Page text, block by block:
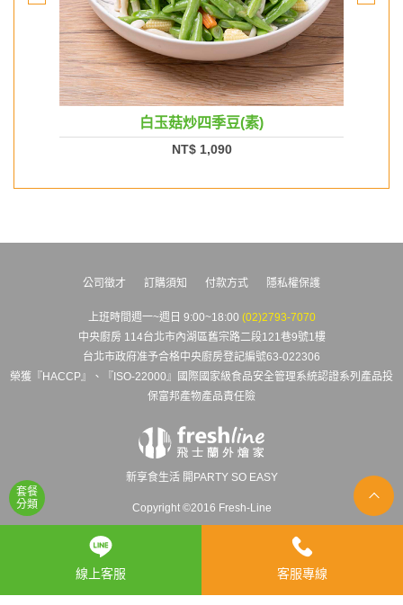
套餐
分類
白玉菇炒四季豆(素)
NT$ 1,090
公司徵才 訂購須知 付款方式 隱私權保護
上班時間週一~週日 9:00~18:00 (02)2793-7070
中央廚房 114台北市內湖區舊宗路二段121巷9號1樓
台北市政府准予合格中央廚房登記編號63-022306
榮獲『HACCP』、『ISO-22000』國際國家級食品安全管理系統認證系列產品投
保富邦產物產品責任險
新享食生活 開PARTY SO EASY
Copyright ©2016 Fresh-Line
線上客服 客服專線